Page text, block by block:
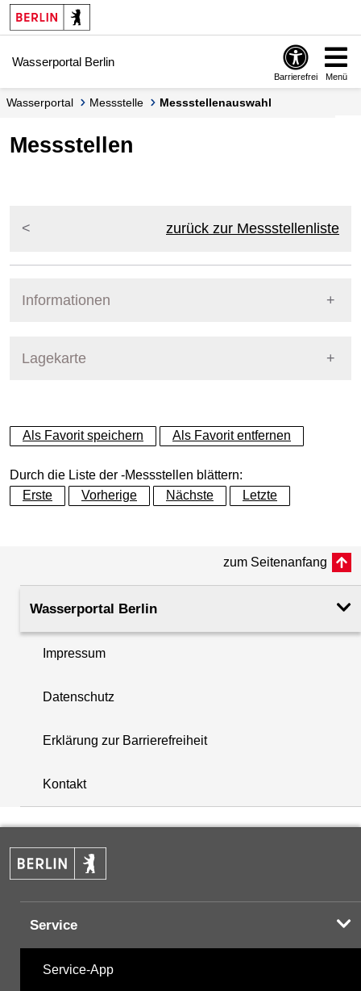
Springe zur Navigation
Springe zum Inhalt
Wasserportal Berlin
Barrierefrei Menü
Wasserportal Messstelle Messstellenauswahl
Messstellen
zurück zur Messstellenliste
Informationen
Lagekarte
+
−
+
−
Als Favorit speichern Als Favorit entfernen
Durch die Liste der -Messstellen blättern:
Erste
Vorherige Nächste Letzte
zum Seitenanfang
Wasserportal Berlin
Impressum
Datenschutz
Erklärung zur Barrierefreiheit
Kontakt
Service
Service-App